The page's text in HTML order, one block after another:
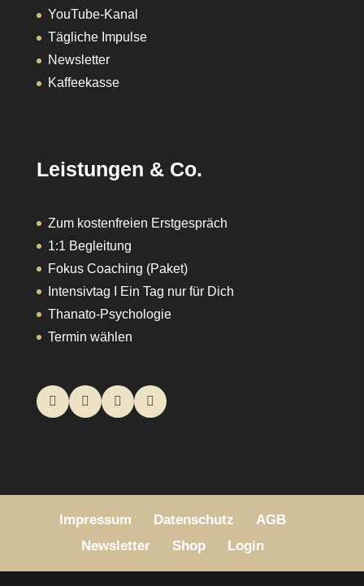
YouTube-Kanal
Tägliche Impulse
Newsletter
Kaffeekasse
Leistungen & Co.
Zum kostenfreien Erstgespräch
1:1 Begleitung
Fokus Coaching (Paket)
Intensivtag I Ein Tag nur für Dich
Thanato-Psychologie
Termin wählen
Impressum Datenschutz
AGB
Newsletter
Shop Login